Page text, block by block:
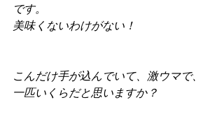
です。
美味くないわけがない！
こんだけ手が込んでいて、激ウマで、
一匹いくらだと思いますか？